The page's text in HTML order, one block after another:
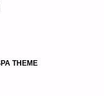
THEME